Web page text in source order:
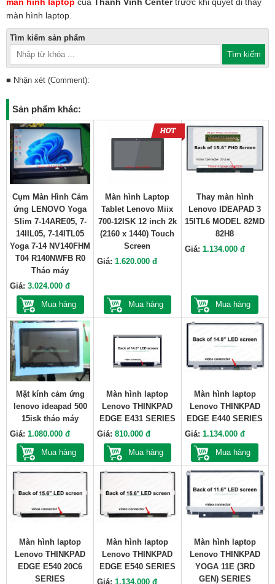
màn hình laptop.
Tìm kiếm sản phẩm
■ Nhận xét (Comment):
Sản phẩm khác:
Cụm Màn Hình Cảm
ứng LENOVO Yoga
Slim 7-14ARE05, 7-
14IIL05, 7-14ITL05
Yoga 7-14 NV140FHM
T04 R140NWFB R0
Tháo máy
Giá: 3.024.000 đ
Mua hàng
Màn hình Laptop
Tablet Lenovo Miix
700-12ISK 12 inch 2k
(2160 x 1440) Touch
Screen
Giá:1.620.000 đ
Mua hàng
Thay màn hình
Lenovo IDEAPAD 3
15ITL6 MODEL 82MD
82H8
Giá: 1.134.000 đ
Mua hàng
Mặt kính cảm ứng
lenovo ideapad 500
15isk tháo máy
Giá: 1.080.000 đ
Mua hàng
Màn hình laptop
Lenovo THINKPAD
EDGE E431 SERIES
Giá:810.000 đ
Mua hàng
Màn hình laptop
Lenovo THINKPAD
EDGE E440 SERIES
Giá: 1.134.000 đ
Mua hàng
Màn hình laptop
Lenovo THINKPAD
EDGE E540 20C6
SERIES
Màn hình laptop
Lenovo THINKPAD
EDGE E540 SERIES
Giá:1.134.000 đ
Màn hình laptop
Lenovo THINKPAD
YOGA 11E (3RD
GEN) SERIES